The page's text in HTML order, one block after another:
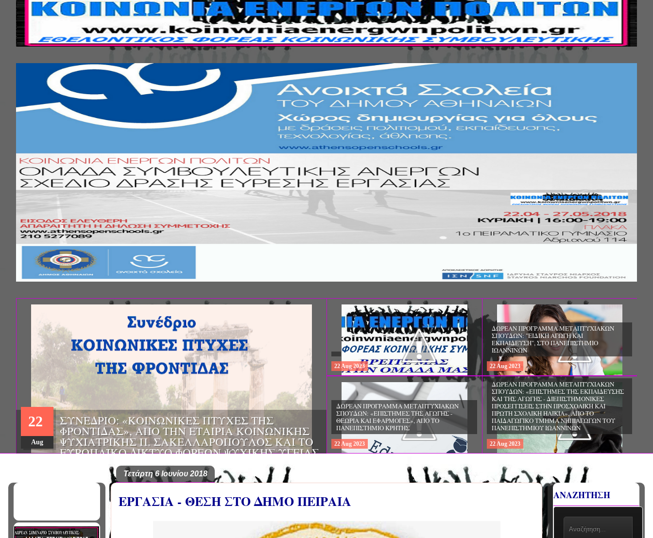
ΗΜΕΡΙΔΑ: "ΠΡΟΒΛΗΜΑΤΙΣΜΟΙ & ΔΙΛΗΜΜΑΤΑ
ΠΟΥ ΑΝΤΙΜΕΤΩΠΙΖΕΙ ΚΑΘΗΜΕΡΙΝΑ O
ΠΑΘΟΛΟΓΟΣ", ΑΠΟ ΤΗΝ ΕΤΑΙΡΕΙΑ
ΠΑΘΟΛΟΓΙΑΣ ΒΟΡΕΙΟΔΥΤΙΚΗΣ ΕΛΛΑΔΟΣ ΚΑΙ
ΤΙΣ Α' & Β' ΠΑΝΕΠΙΣΤΗΜΙΑΚΕΣ ΠΑΘΟΛΟΓΙΚΕΣ
ΚΛΙΝΙΚΕΣ ΠΓΝΙ
01
Mar
ΣΥΝΕΔΡΙΟ: «ΚΟΙΝΩΝΙΚΕΣ ΠΤΥΧΕΣ ΤΗΣ
ΦΡΟΝΤΙΔΑΣ», ΑΠΟ ΤΗΝ ΕΤΑΙΡΙΑ ΚΟΙΝΩΝΙΚΗΣ
ΨΥΧΙΑΤΡΙΚΗΣ Π. ΣΑΚΕΛΛΑΡΟΠΟΥΛΟΣ ΚΑΙ ΤΟ
EΥΡΩΠΑΪΚΟ ΔΙΚΤΥΟ ΦΟΡΕΩΝ ΨΥΧΙΚΗΣ
ΥΓΕΙΑΣ ΑSKLEPIOS
22Aug 2023 22Aug 2023
ΔΩΡΕΑΝ ΠΡΟΓΡΑΜΜΑ ΜΕΤΑΠΤΥΧΙΑΚΩΝ
ΣΠΟΥΔΩΝ: "ΕΙΔΙΚΗ ΑΓΩΓΗ ΚΑΙ
ΕΚΠΑΙΔΕΥΣΗ", ΣΤΟ ΠΑΝΕΠΙΣΤΗΜΙΟ
ΙΩΑΝΝΙΝΩΝ
22Aug 2023
ΔΩΡΕΑΝ ΠΡΟΓΡΑΜΜΑ ΜΕΤΑΠΤΥΧΙΑΚΩΝ
ΣΠΟΥΔΩΝ: «ΕΠΙΣΤΗΜΕΣ ΤΗΣ ΑΓΩΓΗΣ -
ΘΕΩΡΙΑ ΚΑΙ ΕΦΑΡΜΟΓΕΣ», ΑΠΟ ΤΟ
ΠΑΝΕΠΙΣΤΗΜΙΟ ΚΡΗΤΗΣ
22Aug 2023
Τετάρτη 6 Ιουνίου 2018
ΕΡΓΑΣΙΑ - ΘΕΣΗ ΣΤΟ ΔΗΜΟ ΠΕΙΡΑΙΑ ΑΝΑΖΗΤΗΣΗ